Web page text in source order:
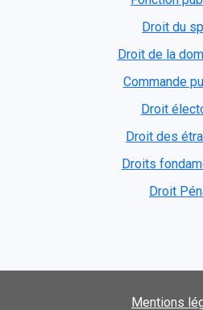
Droit du
Droit de la
Commande
Droit
Droit des
Droits
Droit
Mentions